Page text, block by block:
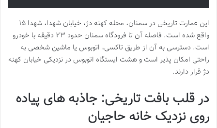
این عمارت تاریخی در سمنان، محله کهنه دژ، خیابان شهدا، شهدا ۱۵
واقع شده است. فاصله آن تا فرودگاه سمنان حدود ۲۳ دقیقه با خودرو
است. دسترسی به آن از طریق تاکسی، اتوبوس یا ماشین شخصی به
راحتی امکان پذیر است و هشت ایستگاه اتوبوس در نزدیکی خیابان کهنه
دژ قرار دارند.
در قلب بافت تاریخی: جاذبه های پیاده
روی نزدیک خانه حاجیان